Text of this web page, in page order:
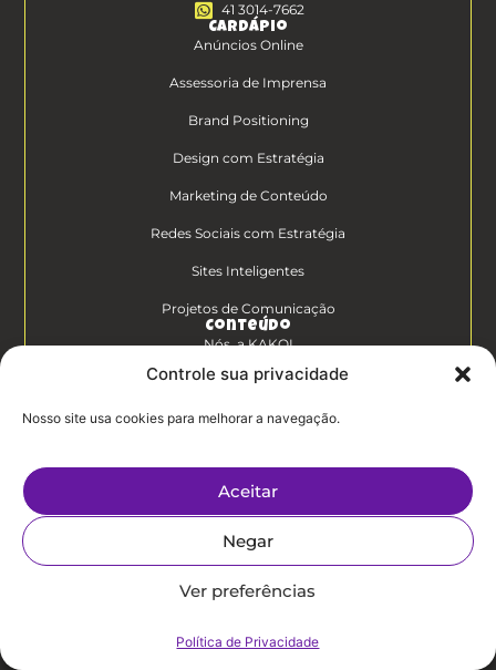
Controle sua privacidade
Nosso site usa cookies para melhorar a navegação.
Aceitar
Negar
Ver preferências
Política de Privacidade
41 3014-7662
Cardápio
Anúncios Online
Assessoria de Imprensa
Brand Positioning
Design com Estratégia
Marketing de Conteúdo
Redes Sociais com Estratégia
Sites Inteligentes
Projetos de Comunicação
Conteúdo
Nós, a KAKOI
Diferenciais Clientes KAKOI
KAKOICast
Trabalhe Conosco
Politíca de